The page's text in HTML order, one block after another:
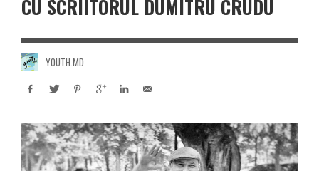
CU SCRIITORUL DUMITRU CRUDU
YOUTH.MD